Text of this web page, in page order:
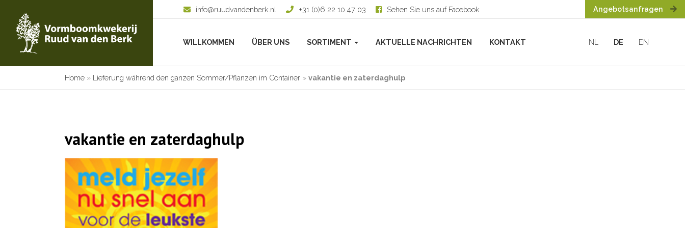
info@ruudvandenberk.nl +31 (0)6 22 10 47 03 Sehen Sie uns auf Facebook Angebotsanfragen
WILLKOMMEN ÜBER UNS SORTIMENT AKTUELLE NACHRICHTEN KONTAKT NL DE EN
Home » Lieferung während den ganzen Sommer/Pflanzen im Container » vakantie en zaterdaghulp
vakantie en zaterdaghulp